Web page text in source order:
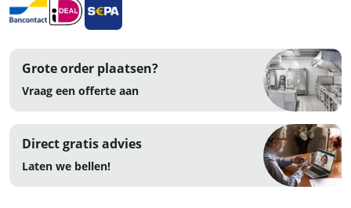
RVS
aantal
Grote order plaatsen?
Vraag een offerte aan
Direct gratis advies
Laten we bellen!